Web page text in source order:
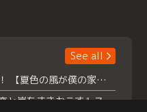
See all
浮所飛貴主演！ 【夏色の風が僕の家にやってきた】 本日よりテラサで独占配信スタート！
『夏色の雲が恋と嵐をまきおこす』スペシャルメイキング 【Part1】2026年７月18日（土）23時30分～配信スタート！話題のシーンの裏側を大公開！豪華キャスト大集合！ 『武宮家 真夏の家族会議』開催！